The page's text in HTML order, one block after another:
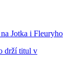
Jotka i Fleuryho
drží titul v